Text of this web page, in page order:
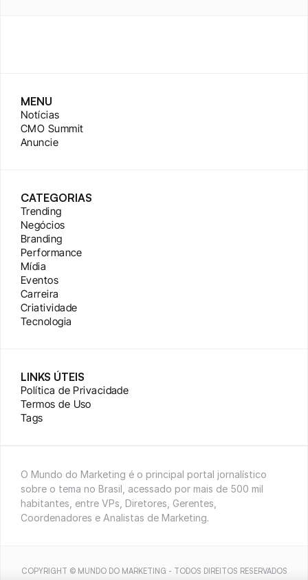
MENU
Notícias
CMO Summit
Anuncie
CATEGORIAS
Trending
Negócios
Branding
Performance
Mídia
Eventos
Carreira
Criatividade
Tecnologia
LINKS ÚTEIS
Política de Privacidade
Termos de Uso
Tags
O Mundo do Marketing é o principal portal jornalístico
sobre o tema no Brasil, acessado por mais de 500 mil
habitantes, entre VPs, Diretores, Gerentes,
Coordenadores e Analistas de Marketing.
COPYRIGHT © MUNDO DO MARKETING - TODOS DIREITOS RESERVADOS